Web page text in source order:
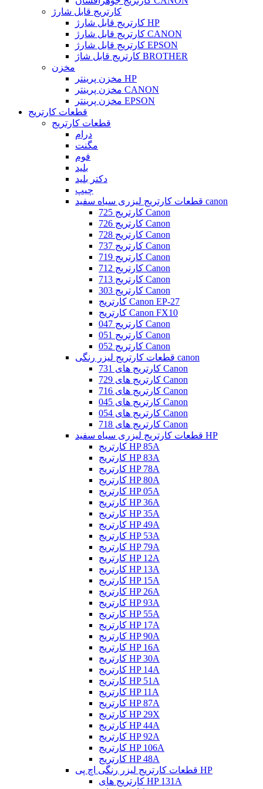
کارتریج قابل شارژ
کارتریج قابل شارژ HP
کارتریج قابل شارژ CANON
کارتریج قابل شارژ EPSON
کارتریج قابل شاژ BROTHER
مخزن
مخزن پرینتر HP
مخزن پرینتر CANON
مخزن پرینتر EPSON
قطعات کارتریج
قطعات کارتریج
درام
مگنت
فوم
بلید
دکتر بلید
چیپ
قطعات کارتریج لیزری سیاه سفید canon
کارتریج 725 Canon
کارتریج 726 Canon
کارتریج 728 Canon
کارتریج 737 Canon
کارتریج 719 Canon
کارتریج 712 Canon
کارتریج 713 Canon
کارتریج 303 Canon
کارتریج Canon EP-27
کارتریج Canon FX10
کارتریج 047 Canon
کارتریج 051 Canon
کارتریج 052 Canon
قطعات کارتریج لیزر رنگی canon
کارتریج های 731 Canon
کارتریج های 729 Canon
کارتریج های 716 Canon
کارتریج های 045 Canon
کارتریج های 054 Canon
کارتریج های 718 Canon
قطعات کارتریج لیزری سیاه سفید HP
کارتریج HP 85A
کارتریج HP 83A
کارتریج HP 78A
کارتریج HP 80A
کارتریج HP 05A
کارتریج HP 36A
کارتریج HP 35A
کارتریج HP 49A
کارتریج HP 53A
کارتریج HP 79A
کارتریج HP 12A
کارتریج HP 13A
کارتریج HP 15A
کارتریج HP 26A
کارتریج HP 93A
کارتریج HP 55A
کارتریج HP 17A
کارتریج HP 90A
کارتریج HP 16A
کارتریج HP 30A
کارتریج HP 14A
کارتریج HP 51A
کارتریج HP 11A
کارتریج HP 87A
کارتریج HP 29X
کارتریج HP 44A
کارتریج HP 92A
کارتریج HP 106A
کارتریج HP 48A
قطعات کارتریج لیزر رنگی اچ پی HP
کارتریج های HP 131A